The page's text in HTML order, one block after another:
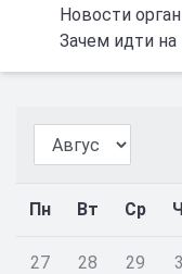
Новости
Зачем идти
Пн Вт Ср
27 28 29